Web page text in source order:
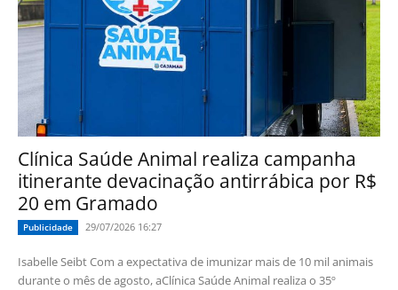
Clínica Saúde Animal realiza campanha
itinerante devacinação antirrábica por R$
20 em Gramado
Publicidade 29/07/2026 16:27
Isabelle Seibt Com a expectativa de imunizar mais de 10 mil animais
durante o mês de agosto, aClínica Saúde Animal realiza o 35º